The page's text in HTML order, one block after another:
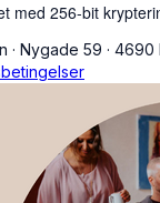
med 256-bit
· Nygade 59 · 4690